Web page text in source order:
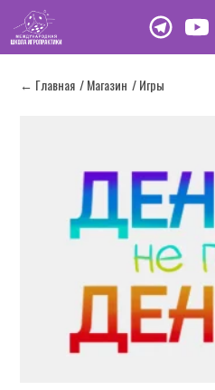
← Главная / Магазин / Игры